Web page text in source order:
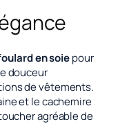
en soiepour
douceur
de vêtements.
et le cachemire
agréable de